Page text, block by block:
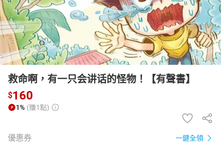
救命啊，有一只会讲话的怪物！【有聲書】
$160
1% (賺1點)
優惠券 一鍵全領